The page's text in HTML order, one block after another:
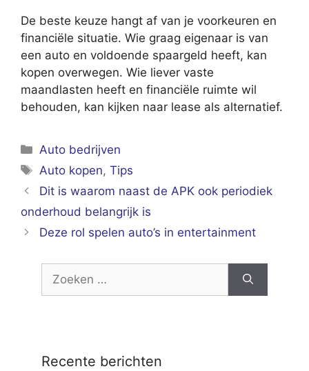
De beste keuze hangt af van je voorkeuren en
financiële situatie. Wie graag eigenaar is van
een auto en voldoende spaargeld heeft, kan
kopen overwegen. Wie liever vaste
maandlasten heeft en financiële ruimte wil
behouden, kan kijken naar lease als alternatief.
Categorieën
Auto bedrijven
Tags
Auto kopen,Tips
Dit is waarom naast de APK ook periodiek
onderhoud belangrijk is
Deze rol spelen auto’s in entertainment
Zoek
Recente berichten